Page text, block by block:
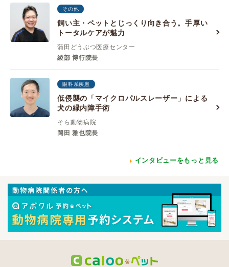
その他
飼い主・ペットとじっくり向き合う。手厚い
トータルケアが魅力
蒲田どうぶつ医療センター
綾部 博行院長
眼科系疾患
低侵襲の「マイクロパルスレーザー」による
犬の緑内障手術
そら動物病院
岡田 雅也院長
インタビューをもっと見る